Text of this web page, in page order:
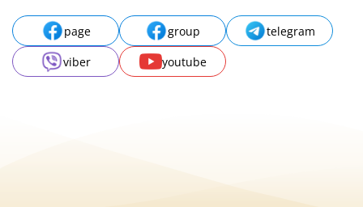
page group
telegram
viber
youtube